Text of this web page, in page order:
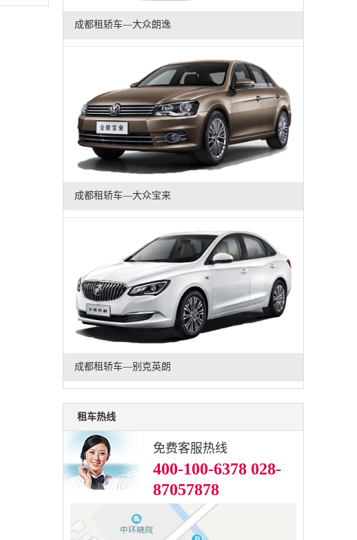
成都租轿车—大众朗逸
成都租轿车—大众宝来
成都租轿车—别克英朗
租车热线
免费客服热线
400-100-6378 028-
87057878